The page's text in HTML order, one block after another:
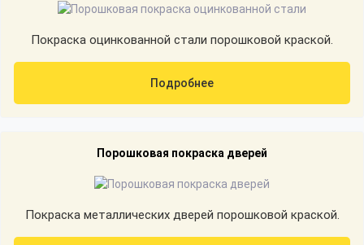
Покраска оцинкованной стали порошковой краской.
Подробнее
Порошковая покраска дверей
Покраска металлических дверей порошковой краской.